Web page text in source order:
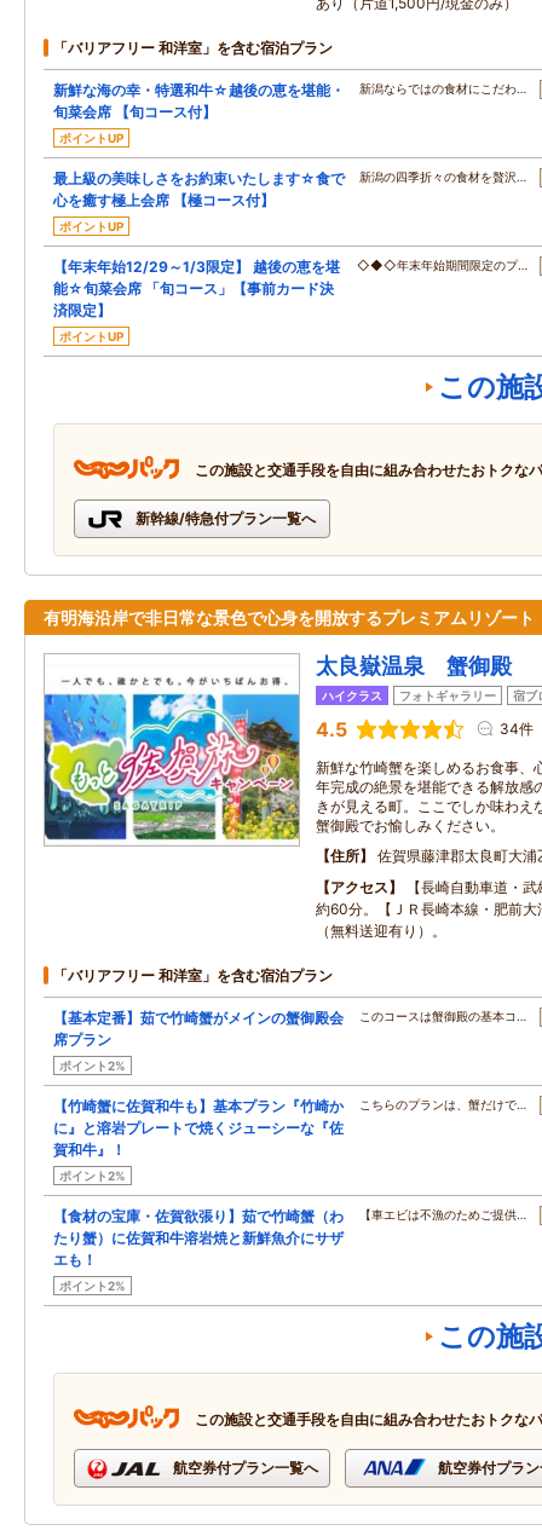
「バリアフリー 和洋室」を含む宿泊プラン
新鮮な海の幸・特選和牛☆越後の恵を堪能・
旬菜会席 【旬コース付】
ポイントUP
新潟ならではの食材にこだわ…
最上級の美味しさをお約束いたします☆食で
心を癒す極上会席 【極コース付】
ポイントUP
新潟の四季折々の食材を贅沢…
【年末年始12/29～1/3限定】 越後の恵を堪
能☆旬菜会席 「旬コース」【事前カード決
済限定】
ポイントUP
◇◆◇年末年始期間限定のプ…
この施
この施設と交通手段を自由に組み合わせたおトクな
新幹線/特急付プラン一覧へ
有明海沿岸で非日常な景色で心身を開放するプレミアムリゾート
太良嶽温泉 蟹御殿
ハイクラス フォトギャラリー 宿ブ
4.5 34件
新鮮な竹崎蟹を楽しめるお食事
年完成の絶景を堪能できる解放感
きが見える町。ここでしか味わえ
蟹御殿でお愉しみください。
住所
佐賀県藤津郡太良町大
アクセス
【長崎自動車道・
約60分。【ＪＲ長崎本線・肥前大
（無料送迎有り）。
「バリアフリー 和洋室」を含む宿泊プラン
【基本定番】茹で竹崎蟹がメインの蟹御殿会
席プラン
ポイント2%
このコースは蟹御殿の基本コ…
【竹崎蟹に佐賀和牛も】基本プラン『竹崎か
に』と溶岩プレートで焼くジューシーな『佐
賀和牛』！
ポイント2%
こちらのプランは、蟹だけで…
【食材の宝庫・佐賀欲張り】茹で竹崎蟹（わ
たり蟹）に佐賀和牛溶岩焼と新鮮魚介にサザ
エも！
ポイント2%
【車エビは不漁のためご提供…
この施
この施設と交通手段を自由に組み合わせたおトクな
航空券付プラン一覧へ 航空券付プラ